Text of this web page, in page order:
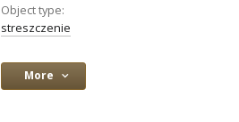
Object type:
streszczenie
More